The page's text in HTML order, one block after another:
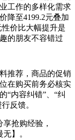
工作的多样化需求
降至4199.2元叠加
性价比大幅提升是
的朋友不容错过
推荐，商品的促销
在购买前务必核实
“内容纠错”、“纠
反馈。
抢购经验，
】。